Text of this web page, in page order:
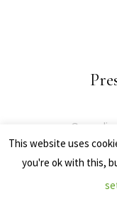
Cosa
This website uses
you're ok with this,